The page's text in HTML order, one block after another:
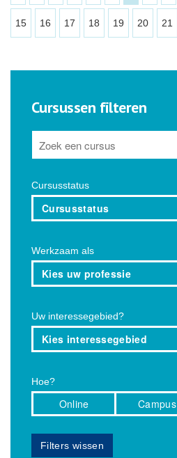
15 16 17 18 19 20 21
Cursussen filteren
Cursusstatus
Cursusstatus
Werkzaam als
Kies uw professie
Uw interessegebied?
Kies interessegebied
Hoe?
Online Campus
Filters wissen